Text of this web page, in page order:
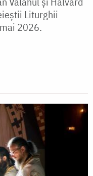
Liturghii
2026.